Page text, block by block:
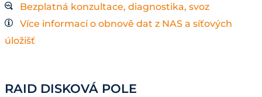
Bezplatná konzultace, diagnostika, svoz
Více informací o obnově dat z NAS a síťových
úložišť
RAID DISKOVÁ POLE